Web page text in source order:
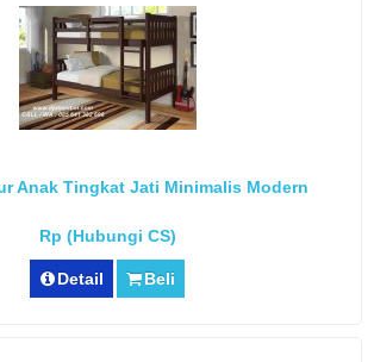
Anak Tingkat Jati Minimalis Modern
Rp (Hubungi CS)
Detail Beli